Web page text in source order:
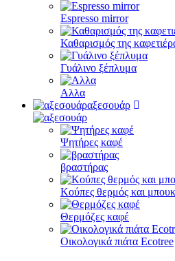
Espresso mirror
Καθαρισμός της
Γυάλινο ξέπλυμα
Αλλα
αξεσουάρ
Ψητήρες καφέ
βραστήρας
Κούπες θερμός και
Θερμόζες καφέ
Οικολογικά πιάτα Ecotree